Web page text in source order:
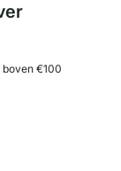
€100